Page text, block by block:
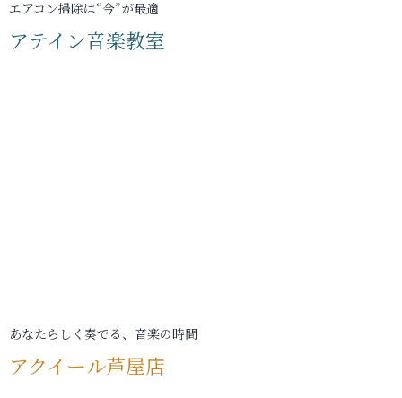
エアコン掃除は“今”が最適
アテイン音楽教室
あなたらしく奏でる、音楽の時間
アクイール芦屋店